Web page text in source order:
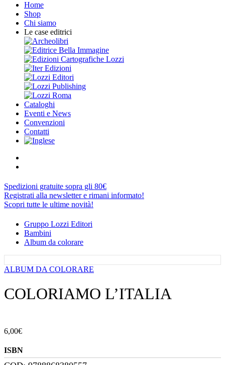
Home
Shop
Chi siamo
Le case editrici
Cataloghi
Eventi e News
Convenzioni
Contatti
Spedizioni gratuite sopra gli 80€
Registrati alla newsletter e rimani informato!
Scopri tutte le ultime novità!
Gruppo Lozzi Editori
Bambini
Album da colorare
ALBUM DA COLORARE
COLORIAMO L’ITALIA
6,00€
ISBN